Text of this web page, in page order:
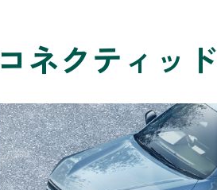
コネクティッド